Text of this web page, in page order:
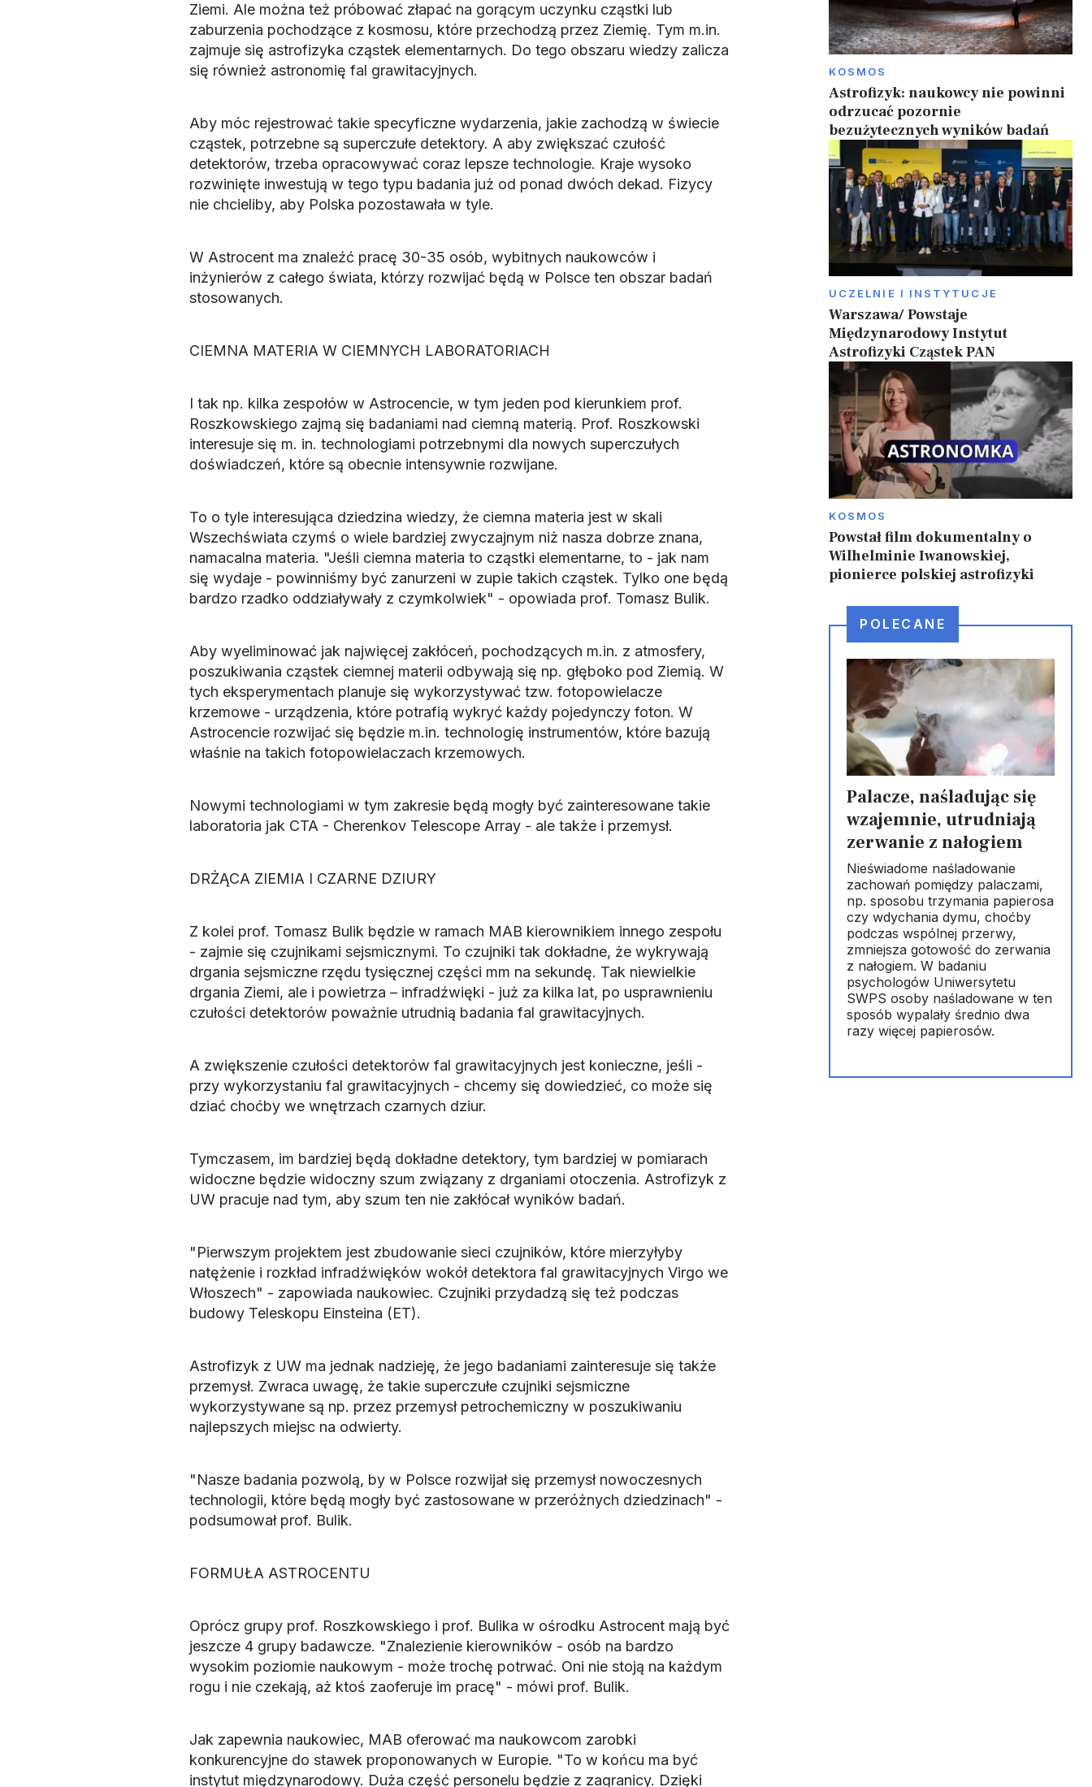
Ziemi. Ale można też próbować złapać na gorącym uczynku cząstki lub
zaburzenia pochodzące z kosmosu, które przechodzą przez Ziemię. Tym m.in.
zajmuje się astrofizyka cząstek elementarnych. Do tego obszaru wiedzy zalicza
się również astronomię fal grawitacyjnych.
Aby móc rejestrować takie specyficzne wydarzenia, jakie zachodzą w świecie
cząstek, potrzebne są superczułe detektory. A aby zwiększać czułość
detektorów, trzeba opracowywać coraz lepsze technologie. Kraje wysoko
rozwinięte inwestują w tego typu badania już od ponad dwóch dekad. Fizycy
nie chcieliby, aby Polska pozostawała w tyle.
W Astrocent ma znaleźć pracę 30-35 osób, wybitnych naukowców i
inżynierów z całego świata, którzy rozwijać będą w Polsce ten obszar badań
stosowanych.
CIEMNA MATERIA W CIEMNYCH LABORATORIACH
I tak np. kilka zespołów w Astrocencie, w tym jeden pod kierunkiem prof.
Roszkowskiego zajmą się badaniami nad ciemną materią. Prof. Roszkowski
interesuje się m. in. technologiami potrzebnymi dla nowych superczułych
doświadczeń, które są obecnie intensywnie rozwijane.
To o tyle interesująca dziedzina wiedzy, że ciemna materia jest w skali
Wszechświata czymś o wiele bardziej zwyczajnym niż nasza dobrze znana,
namacalna materia. "Jeśli ciemna materia to cząstki elementarne, to - jak nam
się wydaje - powinniśmy być zanurzeni w zupie takich cząstek. Tylko one będą
bardzo rzadko oddziaływały z czymkolwiek" - opowiada prof. Tomasz Bulik.
Aby wyeliminować jak najwięcej zakłóceń, pochodzących m.in. z atmosfery,
poszukiwania cząstek ciemnej materii odbywają się np. głęboko pod Ziemią. W
tych eksperymentach planuje się wykorzystywać tzw. fotopowielacze
krzemowe - urządzenia, które potrafią wykryć każdy pojedynczy foton. W
Astrocencie rozwijać się będzie m.in. technologię instrumentów, które bazują
właśnie na takich fotopowielaczach krzemowych.
Nowymi technologiami w tym zakresie będą mogły być zainteresowane takie
laboratoria jak CTA - Cherenkov Telescope Array - ale także i przemysł.
DRŻĄCA ZIEMIA I CZARNE DZIURY
Z kolei prof. Tomasz Bulik będzie w ramach MAB kierownikiem innego zespołu
- zajmie się czujnikami sejsmicznymi. To czujniki tak dokładne, że wykrywają
drgania sejsmiczne rzędu tysięcznej części mm na sekundę. Tak niewielkie
drgania Ziemi, ale i powietrza – infradźwięki - już za kilka lat, po usprawnieniu
czułości detektorów poważnie utrudnią badania fal grawitacyjnych.
A zwiększenie czułości detektorów fal grawitacyjnych jest konieczne, jeśli -
przy wykorzystaniu fal grawitacyjnych - chcemy się dowiedzieć, co może się
dziać choćby we wnętrzach czarnych dziur.
Tymczasem, im bardziej będą dokładne detektory, tym bardziej w pomiarach
widoczne będzie widoczny szum związany z drganiami otoczenia. Astrofizyk z
UW pracuje nad tym, aby szum ten nie zakłócał wyników badań.
"Pierwszym projektem jest zbudowanie sieci czujników, które mierzyłyby
natężenie i rozkład infradźwięków wokół detektora fal grawitacyjnych Virgo we
Włoszech" - zapowiada naukowiec. Czujniki przydadzą się też podczas
budowy Teleskopu Einsteina (ET).
Astrofizyk z UW ma jednak nadzieję, że jego badaniami zainteresuje się także
przemysł. Zwraca uwagę, że takie superczułe czujniki sejsmiczne
wykorzystywane są np. przez przemysł petrochemiczny w poszukiwaniu
najlepszych miejsc na odwierty.
"Nasze badania pozwolą, by w Polsce rozwijał się przemysł nowoczesnych
technologii, które będą mogły być zastosowane w przeróżnych dziedzinach" -
podsumował prof. Bulik.
FORMUŁA ASTROCENTU
Oprócz grupy prof. Roszkowskiego i prof. Bulika w ośrodku Astrocent mają być
jeszcze 4 grupy badawcze. "Znalezienie kierowników - osób na bardzo
wysokim poziomie naukowym - może trochę potrwać. Oni nie stoją na każdym
rogu i nie czekają, aż ktoś zaoferuje im pracę" - mówi prof. Bulik.
Jak zapewnia naukowiec, MAB oferować ma naukowcom zarobki
konkurencyjne do stawek proponowanych w Europie. "To w końcu ma być
instytut międzynarodowy. Duża część personelu będzie z zagranicy. Dzięki
KOSMOS
Astrofizyk: naukowcy nie powinni
odrzucać pozornie
bezużytecznych wyników badań
UCZELNIE I INSTYTUCJE
Warszawa/ Powstaje
Międzynarodowy Instytut
Astrofizyki Cząstek PAN
KOSMOS
Powstał film dokumentalny o
Wilhelminie Iwanowskiej,
pionierce polskiej astrofizyki
POLECANE
Palacze, naśladując się
wzajemnie, utrudniają
zerwanie z nałogiem
Nieświadome naśladowanie
zachowań pomiędzy palaczami,
np. sposobu trzymania papierosa
czy wdychania dymu, choćby
podczas wspólnej przerwy,
zmniejsza gotowość do zerwania
z nałogiem. W badaniu
psychologów Uniwersytetu
SWPS osoby naśladowane w ten
sposób wypalały średnio dwa
razy więcej papierosów.